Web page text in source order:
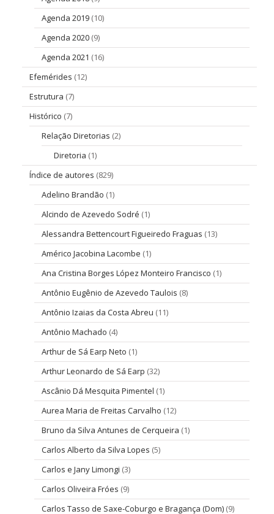
Agenda 2019 (10)
Agenda 2020 (9)
Agenda 2021 (16)
Efemérides (12)
Estrutura (7)
Histórico (7)
Relação Diretorias (2)
Diretoria (1)
Índice de autores (829)
Adelino Brandão (1)
Alcindo de Azevedo Sodré (1)
Alessandra Bettencourt Figueiredo Fraguas (13)
Américo Jacobina Lacombe (1)
Ana Cristina Borges López Monteiro Francisco (1)
Antônio Eugênio de Azevedo Taulois (8)
Antônio Izaias da Costa Abreu (11)
Antônio Machado (4)
Arthur de Sá Earp Neto (1)
Arthur Leonardo de Sá Earp (32)
Ascânio Dá Mesquita Pimentel (1)
Aurea Maria de Freitas Carvalho (12)
Bruno da Silva Antunes de Cerqueira (1)
Carlos Alberto da Silva Lopes (5)
Carlos e Jany Limongi (3)
Carlos Oliveira Fróes (9)
Carlos Tasso de Saxe-Coburgo e Bragança (Dom) (9)